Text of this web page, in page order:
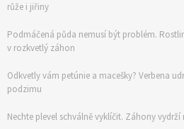
růže i jiřiny
Podmáčená půda nemusí být problém.
v rozkvetlý záhon
Odkvetly vám petúnie a macešky? Verbena
podzimu
Nechte plevel schválně vyklíčit. Záhony